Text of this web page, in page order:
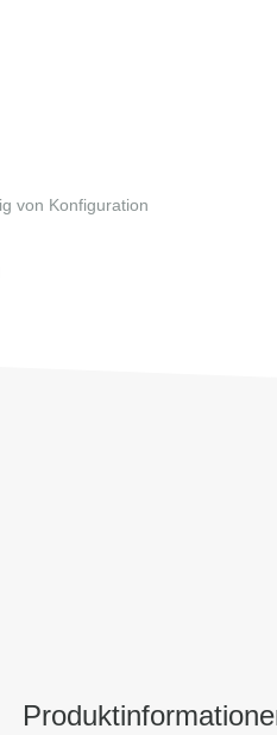
von Konfiguration